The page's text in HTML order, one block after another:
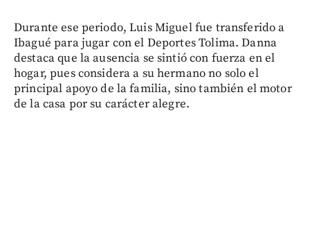
Durante ese periodo, Luis Miguel fue transferido a
Ibagué para jugar con el Deportes Tolima. Danna
destaca que la ausencia se sintió con fuerza en el
hogar, pues considera a su hermano no solo el
principal apoyo de la familia, sino también el motor
de la casa por su carácter alegre.